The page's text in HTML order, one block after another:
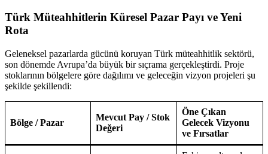
Türk Müteahhitlerin Küresel Pazar Payı ve Yeni
Rota
Geleneksel pazarlarda gücünü koruyan Türk müteahhitlik sektörü,
son dönemde Avrupa’da büyük bir sıçrama gerçekleştirdi. Proje
stoklarının bölgelere göre dağılımı ve geleceğin vizyon projeleri şu
şekilde şekillendi:
Bölge / Pazar
Mevcut Pay / Stok
Değeri
Öne Çıkan
Gelecek Vizyonu
ve Fırsatlar